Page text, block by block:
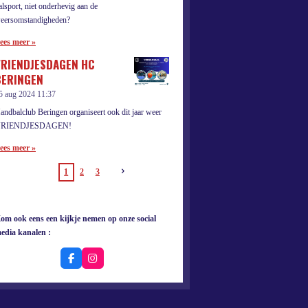
niet onderhevig aan de
meer »
HC
aug 2024 11:37
Beringen organiseert ook dit jaar weer
meer »
1 2 3
ook eens een kijkje nemen op onze social
kanalen :
F
a
c
I
n
s